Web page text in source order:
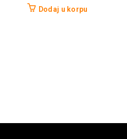
Dodaj u korpu